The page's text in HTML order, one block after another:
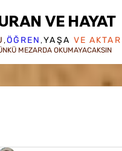
VE HAYAT
,ÖĞREN ,YAŞA VE AKTAR
MEZARDA OKUMAYACAKSIN